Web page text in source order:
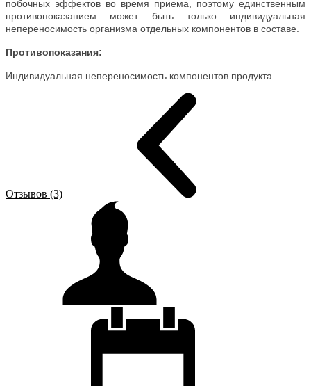
побочных эффектов во время приема, поэтому единственным
противопоказанием может быть только индивидуальная
непереносимость организма отдельных компонентов в составе.
Противопоказания:
Индивидуальная непереносимость компонентов продукта.
Отзывов (3)